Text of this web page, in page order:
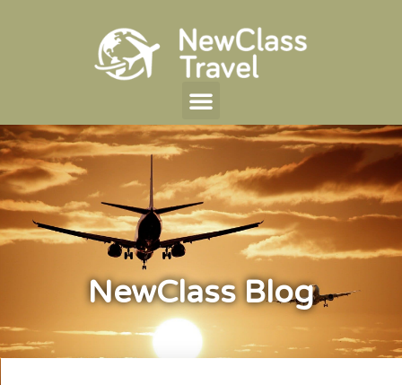
NewClass Blog